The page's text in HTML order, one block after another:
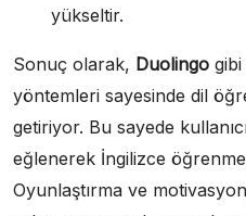
yükseltir.
Sonuç olarak, Duolingo
yöntemleri sayesinde dil
getiriyor. Bu sayede
eğlenerek İngilizce
Oyunlaştırma ve